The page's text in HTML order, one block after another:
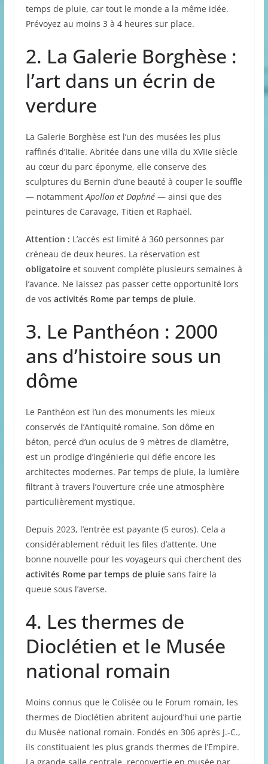
temps de pluie, car tout le monde a la même idée.
Prévoyez au moins 3 à 4 heures sur place.
2. La Galerie Borghèse :
l’art dans un écrin de
verdure
La Galerie Borghèse est l’un des musées les plus
raffinés d’Italie. Abritée dans une villa du XVIIe siècle
au cœur du parc éponyme, elle conserve des
sculptures du Bernin d’une beauté à couper le souffle
— notamment Apollon et Daphné— ainsi que des
peintures de Caravage, Titien et Raphaël.
Attention : L’accès est limité à 360 personnes par
créneau de deux heures. La réservation est
obligatoireet souvent complète plusieurs semaines à
l’avance. Ne laissez pas passer cette opportunité lors
de vos activités Rome par temps de pluie.
3. Le Panthéon : 2000
ans d’histoire sous un
dôme
Le Panthéon est l’un des monuments les mieux
conservés de l’Antiquité romaine. Son dôme en
béton, percé d’un oculus de 9 mètres de diamètre,
est un prodige d’ingénierie qui défie encore les
architectes modernes. Par temps de pluie, la lumière
filtrant à travers l’ouverture crée une atmosphère
particulièrement mystique.
Depuis 2023, l’entrée est payante (5 euros). Cela a
considérablement réduit les files d’attente. Une
bonne nouvelle pour les voyageurs qui cherchent des
activités Rome par temps de pluiesans faire la
queue sous l’averse.
4. Les thermes de
Dioclétien et le Musée
national romain
Moins connus que le Colisée ou le Forum romain, les
thermes de Dioclétien abritent aujourd’hui une partie
du Musée national romain. Fondés en 306 après J.-C.,
ils constituaient les plus grands thermes de l’Empire.
La grande salle centrale, reconvertie en musée par